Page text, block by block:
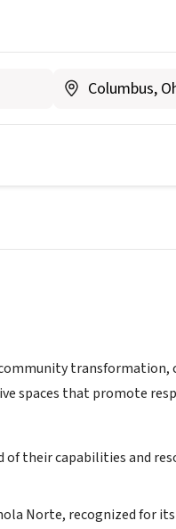
Norte
spaces that promote
of their capabilities and
Norte, recognized for